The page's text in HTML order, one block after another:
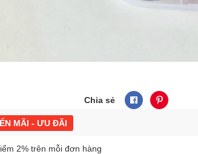
Chia sẻ
MÃI - ƯU ĐÃI
2% trên mỗi đơn hàng